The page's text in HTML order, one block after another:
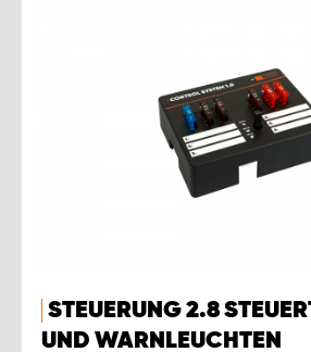
STEUERUNG 2.8
UND WARNLEUCHTEN